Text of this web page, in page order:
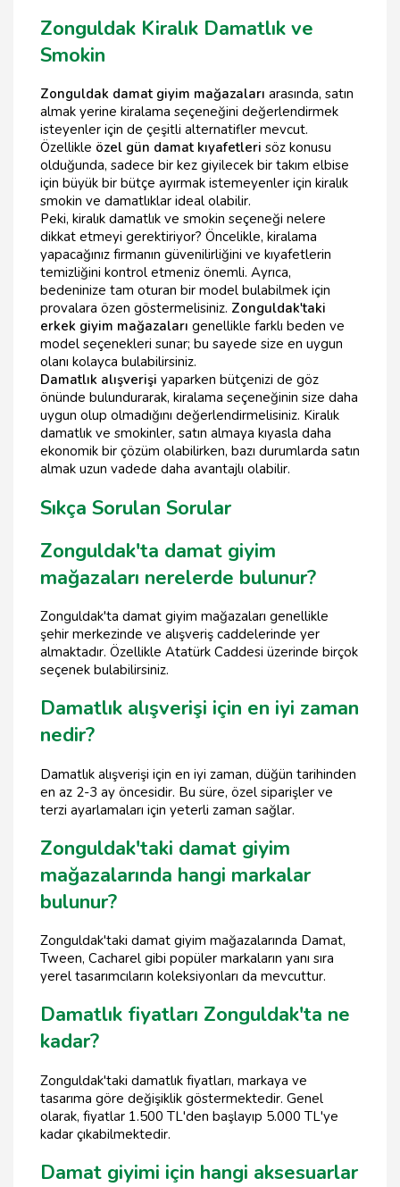
Zonguldak Kiralık Damatlık ve
Smokin
Zonguldak damat giyim mağazaları arasında, satın
almak yerine kiralama seçeneğini değerlendirmek
isteyenler için de çeşitli alternatifler mevcut.
Özellikle özel gün damat kıyafetleri söz konusu
olduğunda, sadece bir kez giyilecek bir takım elbise
için büyük bir bütçe ayırmak istemeyenler için kiralık
smokin ve damatlıklar ideal olabilir.
Peki, kiralık damatlık ve smokin seçeneği nelere
dikkat etmeyi gerektiriyor? Öncelikle, kiralama
yapacağınız firmanın güvenilirliğini ve kıyafetlerin
temizliğini kontrol etmeniz önemli. Ayrıca,
bedeninize tam oturan bir model bulabilmek için
provalara özen göstermelisiniz. Zonguldak'taki
erkek giyim mağazaları genellikle farklı beden ve
model seçenekleri sunar; bu sayede size en uygun
olanı kolayca bulabilirsiniz.
Damatlık alışverişi yaparken bütçenizi de göz
önünde bulundurarak, kiralama seçeneğinin size daha
uygun olup olmadığını değerlendirmelisiniz. Kiralık
damatlık ve smokinler, satın almaya kıyasla daha
ekonomik bir çözüm olabilirken, bazı durumlarda satın
almak uzun vadede daha avantajlı olabilir.
Sıkça Sorulan Sorular
Zonguldak'ta damat giyim
mağazaları nerelerde bulunur?
Zonguldak'ta damat giyim mağazaları genellikle
şehir merkezinde ve alışveriş caddelerinde yer
almaktadır. Özellikle Atatürk Caddesi üzerinde birçok
seçenek bulabilirsiniz.
Damatlık alışverişi için en iyi zaman
nedir?
Damatlık alışverişi için en iyi zaman, düğün tarihinden
en az 2-3 ay öncesidir. Bu süre, özel siparişler ve
terzi ayarlamaları için yeterli zaman sağlar.
Zonguldak'taki damat giyim
mağazalarında hangi markalar
bulunur?
Zonguldak'taki damat giyim mağazalarında Damat,
Tween, Cacharel gibi popüler markaların yanı sıra
yerel tasarımcıların koleksiyonları da mevcuttur.
Damatlık fiyatları Zonguldak'ta ne
kadar?
Zonguldak'taki damatlık fiyatları, markaya ve
tasarıma göre değişiklik göstermektedir. Genel
olarak, fiyatlar 1.500 TL'den başlayıp 5.000 TL'ye
kadar çıkabilmektedir.
Damat giyimi için hangi aksesuarlar